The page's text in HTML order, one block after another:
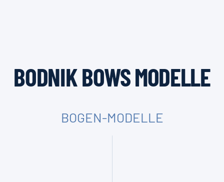
BODNIK BOWS MODELLE
BOGEN-MODELLE